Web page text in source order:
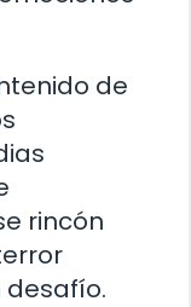
de
rincón